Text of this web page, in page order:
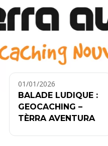
01/01/2026
BALADE LUDIQUE :
GEOCACHING –
TÈRRA AVENTURA